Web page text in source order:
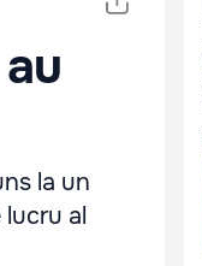
la un
al